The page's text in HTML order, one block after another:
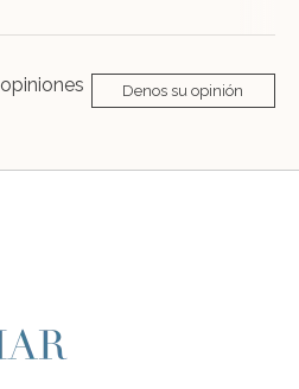
opiniones Denos su opinión